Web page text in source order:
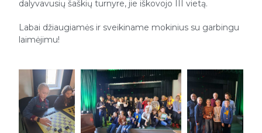
dalyvavusių šaškių turnyre, jie iškovojo III vietą.
Labai džiaugiamės ir sveikiname mokinius su garbingu
laimėjimu!